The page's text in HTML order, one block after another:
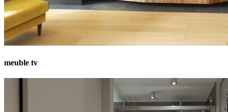
meuble tv